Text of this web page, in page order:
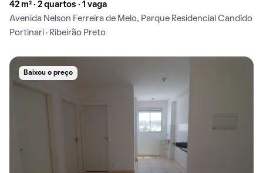
42 m² · 2 quartos · 1 vaga
Avenida Nelson Ferreira de Melo, Parque Residencial Candido
Portinari · Ribeirão Preto
Baixou o preço